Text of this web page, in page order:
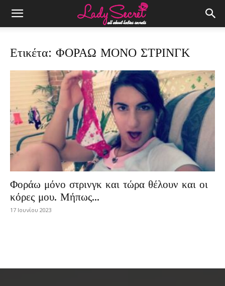
Ετικέτα: ΦΟΡΑΩ ΜΟΝΟ ΣΤΡΙΝΓΚ
Φοράω μόνο στρινγκ και τώρα θέλουν και οι
κόρες μου. Μήπως...
17 Ιουνίου 2023